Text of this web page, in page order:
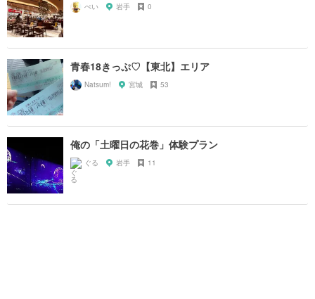
ぺい 岩手 0
青春18きっぷ♡【東北】エリア
Natsum! 宮城 53
俺の「土曜日の花巻」体験プラン
ぐる 岩手 11